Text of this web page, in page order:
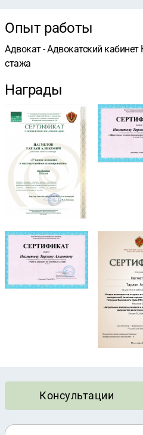
Опыт работы
Адвокат - Адвокатский кабинет
стажа
Награды
Консультации